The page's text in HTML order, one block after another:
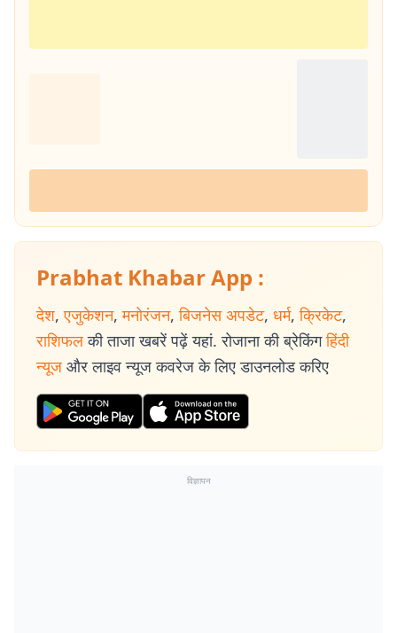
Prabhat Khabar App :
देश, एजुकेशन, मनोरंजन, बिजनेस अपडेट, धर्म, क्रिकेट,
राशिफल की ताजा खबरें पढ़ें यहां. रोजाना की ब्रेकिंग हिंदी
न्यूज और लाइव न्यूज कवरेज के लिए डाउनलोड करिए
विज्ञापन